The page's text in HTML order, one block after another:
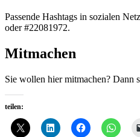
Passende Hashtags in sozialen
oder #22081972.
Mitmachen
Sie wollen hier mitmachen? Dann
teilen: